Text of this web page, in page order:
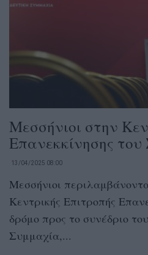
Μεσσήνιοι στην
Επανεκκίνησης
13/04/2025 08:00
Μεσσήνιοι
Κεντρικής Επιτροπής
δρόμο προς το συνέδριο
Συμμαχία,...